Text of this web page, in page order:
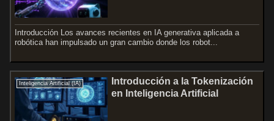
Introducción Los avances recientes en IA generativa aplicada a
robótica han impulsado un gran cambio donde los robot...
Inteligencia Artificial (IA)
Introducción a la Tokenización
en Inteligencia Artificial